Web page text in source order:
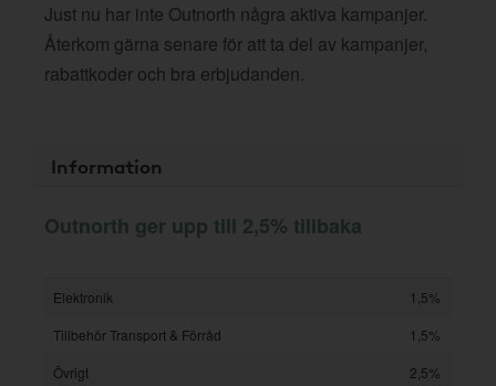
Just nu har inte Outnorth några aktiva kampanjer.
Återkom gärna senare för att ta del av kampanjer,
rabattkoder och bra erbjudanden.
Information
Outnorth ger upp till 2,5% tillbaka
Elektronik
1,5%
Tillbehör Transport & Förråd
1,5%
Övrigt
2,5%